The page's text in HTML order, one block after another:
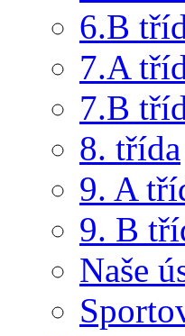
6.B
7.A
7.B
8. třída
9. A
9. B
Naše